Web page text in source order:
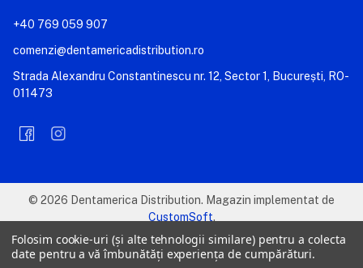
+40 769 059 907
comenzi@dentamericadistribution.ro
Strada Alexandru Constantinescu nr. 12, Sector 1, București, RO-
011473
© 2026 Dentamerica Distribution. Magazin implementat de
CustomSoft.
Folosim cookie-uri (și alte tehnologii similare) pentru a colecta
date pentru a vă îmbunătăți experiența de cumpărături.